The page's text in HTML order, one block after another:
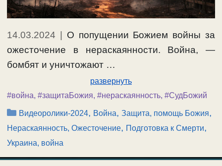
14.03.2024 | О попущении Божием войны за
ожесточение в нераскаянности. Война, —
бомбят и уничтожают …
развернуть
#война, #защитаБожия, #нераскаянность, #СудБожий
Рубрики
Видеоролики-2024, Война,Защита, помощь Божия,
Нераскаянность, Ожесточение, Подготовка к Смерти,
Украина, война